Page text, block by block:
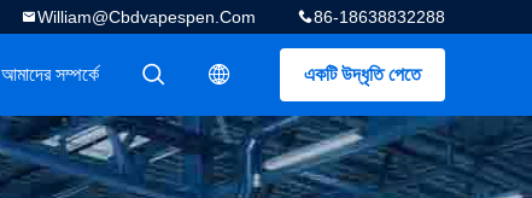
86-18638832288
William@cbdvapespen.com
একটি উদ্ধৃতি পেতে
描述
描述
আমাদের সম্পর্কে